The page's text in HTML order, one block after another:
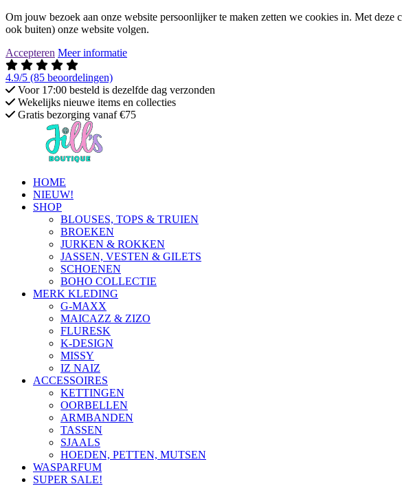
Om jouw bezoek aan onze website persoonlijker te maken zetten we cookies in. Met
ook buiten) onze website volgen.
Accepteren Meer informatie
4.9/5 (85 beoordelingen)
Voor 17:00 besteld is dezelfde dag verzonden
Wekelijks nieuwe items en collecties
Gratis bezorging vanaf €75
HOME
NIEUW!
SHOP
BLOUSES, TOPS & TRUIEN
BROEKEN
JURKEN & ROKKEN
JASSEN, VESTEN & GILETS
SCHOENEN
BOHO COLLECTIE
MERK KLEDING
G-MAXX
MAICAZZ & ZIZO
FLURESK
K-DESIGN
MISSY
IZ NAIZ
ACCESSOIRES
KETTINGEN
OORBELLEN
ARMBANDEN
TASSEN
SJAALS
HOEDEN, PETTEN, MUTSEN
WASPARFUM
SUPER SALE!